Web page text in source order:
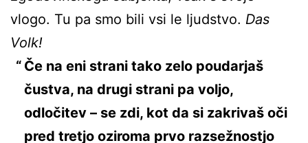
vlogo. Tu pa smo bili vsi le ljudstvo. Das
Volk!
Če na eni strani tako zelo poudarjaš
čustva, na drugi strani pa voljo,
odločitev – se zdi, kot da si zakrivaš oči
pred tretjo oziroma prvo razsežnostjo